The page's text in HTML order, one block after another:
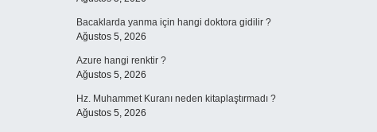
Bacaklarda yanma için hangi doktora gidilir ?
Ağustos 5, 2026
Azure hangi renktir ?
Ağustos 5, 2026
Hz. Muhammet Kuranı neden kitaplaştırmadı ?
Ağustos 5, 2026